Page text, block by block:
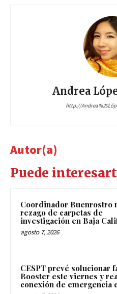
Andrea
http://
Autor(a)
Puede
Coordinador Buenrostro
rezago de carpetas de
investigación en Baja
agosto 7, 2026
CESPT prevé solucionar
Booster este viernes y
conexión de emergencia